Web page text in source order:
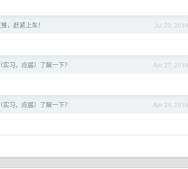
Jul 20, 2018
，赶紧上车！
Apr 27, 2018
习，应届）了解一下？
Apr 24, 2018
习，应届）了解一下？